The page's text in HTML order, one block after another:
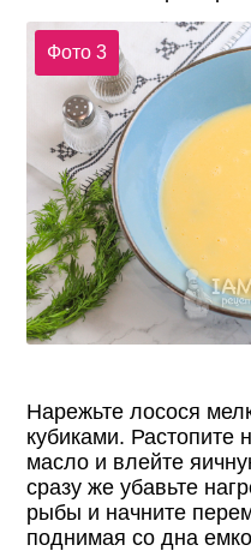
Фото 3
Нарежьте лосося
кубиками. Растопите
масло и влейте
сразу же убавьте
рыбы и начните
поднимая со дна